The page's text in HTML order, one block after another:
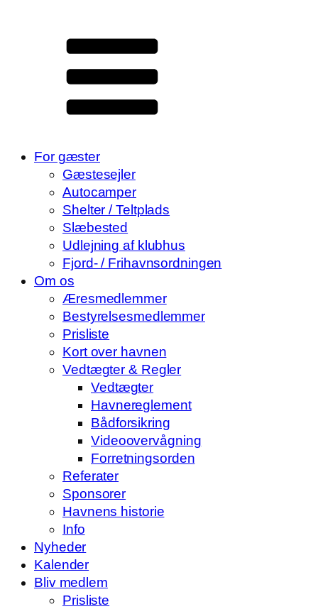
For gæster
Gæstesejler
Autocamper
Shelter / Teltplads
Slæbested
Udlejning af klubhus
Fjord- / Frihavnsordningen
Om os
Æresmedlemmer
Bestyrelsesmedlemmer
Prisliste
Kort over havnen
Vedtægter & Regler
Vedtægter
Havnereglement
Bådforsikring
Videoovervågning
Forretningsorden
Referater
Sponsorer
Havnens historie
Info
Nyheder
Kalender
Bliv medlem
Prisliste